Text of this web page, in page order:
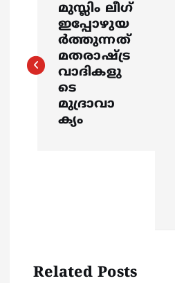
s
g
മുസ്ലിം ലീഗ്
ഇപ്പോഴുയ
ര്‍ത്തുന്നത്
മതരാഷ്ട്ര
വാദികളു
ടെ
മുദ്രാവാ
ക്യം
Related Posts